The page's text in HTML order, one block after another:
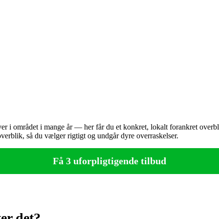
i området i mange år — her får du et konkret, lokalt forankret
så du vælger rigtigt og undgår dyre overraskelser.
Få 3 uforpligtigende tilbud